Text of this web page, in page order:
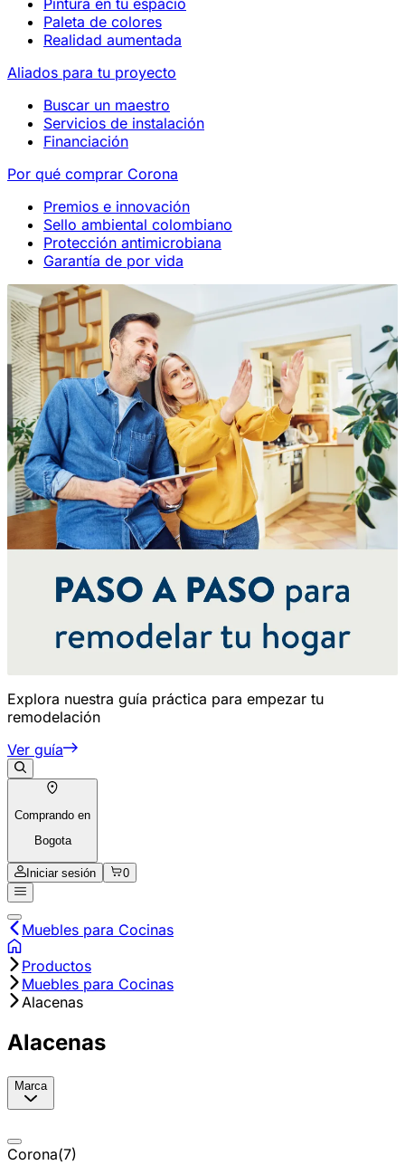
Pintura en tu espacio
Paleta de colores
Realidad aumentada
Aliados para tu proyecto
Buscar un maestro
Servicios de instalación
Financiación
Por qué comprar Corona
Premios e innovación
Sello ambiental colombiano
Protección antimicrobiana
Garantía de por vida
Explora nuestra guía práctica para empezar tu
remodelación
Ver guía
Comprando en
Bogota
Iniciar sesión 0
Muebles para Cocinas
Productos
Muebles para Cocinas
Alacenas
Alacenas
Marca
Corona(7)